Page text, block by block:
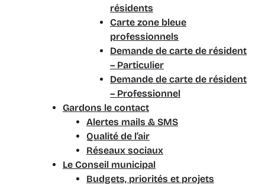
résidents
Carte zone bleue
professionnels
Demande de carte de résident
– Particulier
Demande de carte de résident
– Professionnel
Gardons le contact
Alertes mails & SMS
Qualité de l’air
Réseaux sociaux
Le Conseil municipal
Budgets, priorités et projets